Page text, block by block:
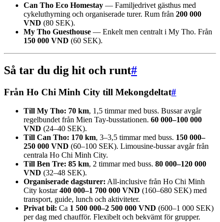
Can Tho Eco Homestay — Familjedrivet gästhus med
cykeluthyrning och organiserade turer. Rum från 200 000
VND (80 SEK).
My Tho Guesthouse — Enkelt men centralt i My Tho. Från
150 000 VND (60 SEK).
Så tar du dig hit och runt#
Från Ho Chi Minh City till Mekongdeltat#
Till My Tho: 70 km, 1,5 timmar med buss. Bussar avgår
regelbundet från Mien Tay-busstationen. 60 000–100 000
VND (24–40 SEK).
Till Can Tho: 170 km, 3–3,5 timmar med buss. 150 000–
250 000 VND (60–100 SEK). Limousine-bussar avgår från
centrala Ho Chi Minh City.
Till Ben Tre: 85 km, 2 timmar med buss. 80 000–120 000
VND (32–48 SEK).
Organiserade dagsturer: All-inclusive från Ho Chi Minh
City kostar400 000–1 700 000 VND (160–680 SEK) med
transport, guide, lunch och aktiviteter.
Privat bil: Ca 1 500 000–2 500 000 VND (600–1 000 SEK)
per dag med chaufför. Flexibelt och bekvämt för grupper.